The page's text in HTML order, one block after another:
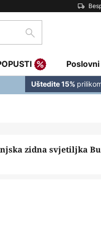
traži
Uštedite 15%
zidna svjetiljka